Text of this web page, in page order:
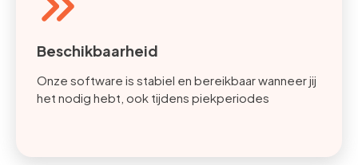
Beschikbaarheid
Onze software is stabiel en bereikbaar wanneer jij
het nodig hebt, ook tijdens piekperiodes